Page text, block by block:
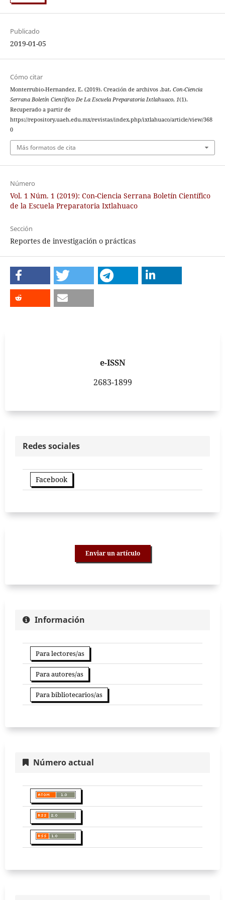
Publicado
2019-01-05
Cómo citar
Monterrubio-Hernandez, E. (2019). Creación de archivos .bat. Con-Ciencia
Serrana Boletín Científico De La Escuela Preparatoria Ixtlahuaco, 1(1).
Recuperado a partir de
https://repository.uaeh.edu.mx/revistas/index.php/ixtlahuaco/article/view/368
0
Más formatos de cita
Número
Vol. 1 Núm. 1 (2019): Con-Ciencia Serrana Boletín Científico
de la Escuela Preparatoria Ixtlahuaco
Sección
Reportes de investigación o prácticas
e-ISSN
2683-1899
Redes sociales
Facebook
Enviar un artículo
Información
Para lectores/as
Para autores/as
Para bibliotecarios/as
Número actual